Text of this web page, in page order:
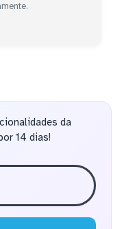
da
14 dias!